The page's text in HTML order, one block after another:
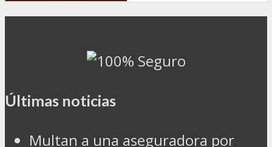
Últimas noticias
Multan a una aseguradora por